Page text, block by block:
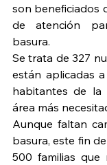
son beneficiados
de atención
basura.
Se trata de 327
están aplicadas
habitantes de la
área más
Aunque faltan
basura, este fin
500 familias